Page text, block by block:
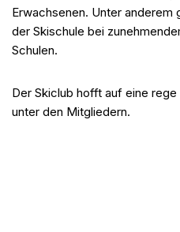
Erwachsenen. Unter anderem
der Skischule bei
Schulen.
Der Skiclub hofft auf eine
unter den Mitgliedern.